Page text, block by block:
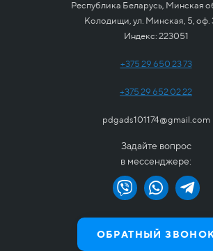
Республика Беларусь, Минская
Колодищи, ул. Минская, 5, оф.
Индекс: 223051
+375 29 650 23 73
+375 29 652 02 22
pdgads101174@gmail.com
Задайте вопрос
в мессенджере:
ОБРАТНЫЙ